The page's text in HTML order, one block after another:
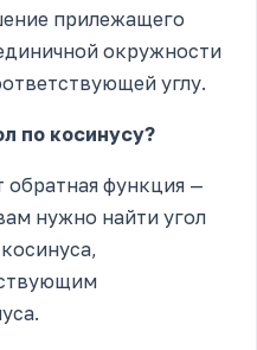
прилежащего
окружности
углу.
по косинусу?
обратная функция —
нужно найти угол